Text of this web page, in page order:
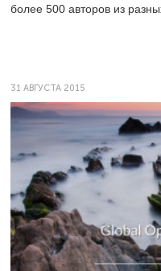
более 500 авторов из
31 АВГУСТА 2015